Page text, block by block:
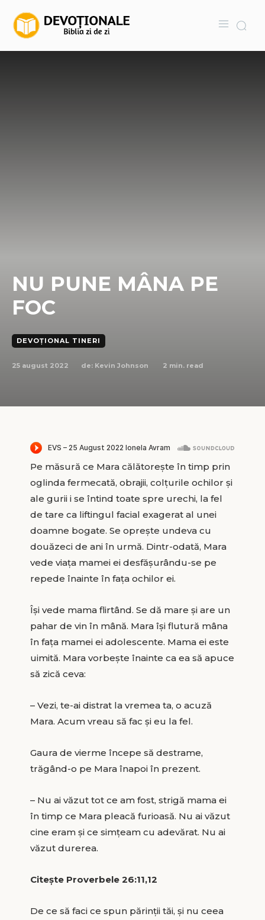
NU PUNE MÂNA PE
FOC
DEVOȚIONAL TINERI
25 august 2022 de: Kevin Johnson 2 min. read
Pe măsură ce Mara călătorește în timp prin
oglinda fermecată, obrajii, colțurile ochilor și
ale gurii i se întind toate spre urechi, la fel
de tare ca liftingul facial exagerat al unei
doamne bogate. Se oprește undeva cu
douăzeci de ani în urmă. Dintr-odată, Mara
vede viața mamei ei desfășurându-se pe
repede înainte în fața ochilor ei.
Își vede mama flirtând. Se dă mare și are un
pahar de vin în mână. Mara își flutură mâna
în fața mamei ei adolescente. Mama ei este
uimită. Mara vorbește înainte ca ea să apuce
să zică ceva:
– Vezi, te-ai distrat la vremea ta, o acuză
Mara. Acum vreau să fac și eu la fel.
Gaura de vierme începe să destrame,
trăgând-o pe Mara înapoi în prezent.
– Nu ai văzut tot ce am fost, strigă mama ei
în timp ce Mara pleacă furioasă. Nu ai văzut
cine eram și ce simțeam cu adevărat. Nu ai
văzut durerea.
Citește Proverbele 26:11,12
De ce să faci ce spun părinții tăi, și nu ceea